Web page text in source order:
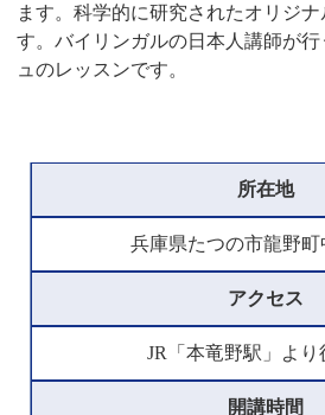
ます。科学的に研究されたオリジ
す。バイリンガルの日本人講師が
ュのレッスンです。
所在地
兵庫県たつの市龍野町
アクセス
JR「本竜野駅」より
開講時間